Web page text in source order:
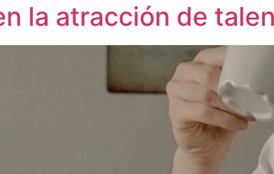
la atracción de